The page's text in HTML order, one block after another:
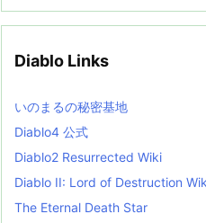
e
i
s
t
Diablo Links
いのまるの秘密基地
Diablo4 公式
Diablo2 Resurrected Wiki
Diablo II: Lord of Destruction
The Eternal Death Star